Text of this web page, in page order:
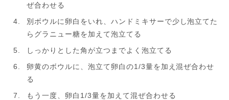
ぜ合わせる
別ボウルに卵白をいれ、ハンドミキサーで少し泡立てた
らグラニュー糖を加えて泡立てる
しっかりとした角が立つまでよく泡立てる
卵黄のボウルに、泡立て卵白の1/3量を加え混ぜ合わせ
る
もう一度、卵白1/3量を加えて混ぜ合わせる